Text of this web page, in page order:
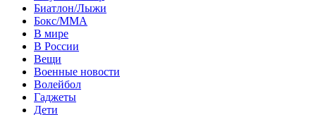
Биатлон/Лыжи
Бокс/MMA
В мире
В России
Вещи
Военные новости
Волейбол
Гаджеты
Дети